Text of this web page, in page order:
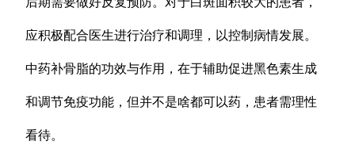
应积极配合医生进行治疗和调理，以控制病情发展。
中药补骨脂的功效与作用，在于辅助促进黑色素生成
和调节免疫功能，但并不是啥都可以药，患者需理性
看待。